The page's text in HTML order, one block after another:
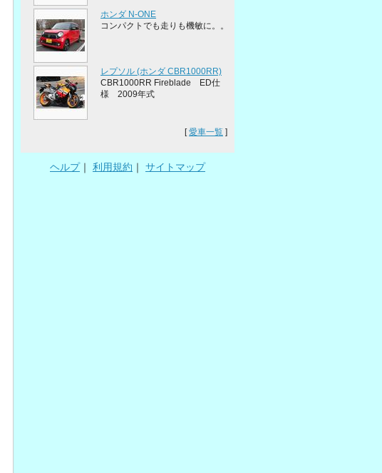
ホンダ N-ONE
コンパクトでも走りも機敏に。。
レプソル (ホンダ CBR1000RR)
CBR1000RR Fireblade ED仕
様 2009年式
[愛車一覧 ]
ヘルプ｜ 利用規約 ｜ サイトマップ